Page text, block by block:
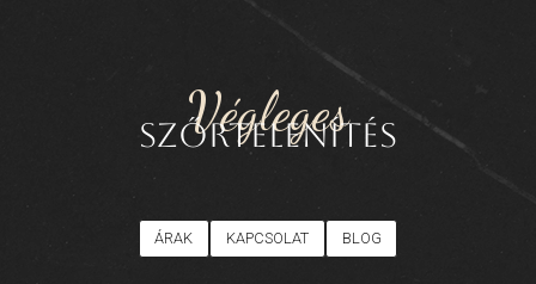
Végleges
SZŐRTELENÍTÉS
ÁRAK KAPCSOLAT BLOG